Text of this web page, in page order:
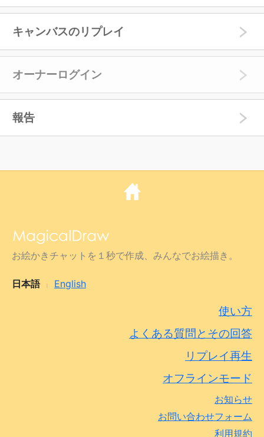
キャンバスのリプレイ
オーナーログイン
報告
お絵かきチャットを１秒で作成、みんなでお絵描き。
日本語 English
使い方
よくある質問とその回答
リプレイ再生
オフラインモード
お知らせ
お問い合わせフォーム
利用規約